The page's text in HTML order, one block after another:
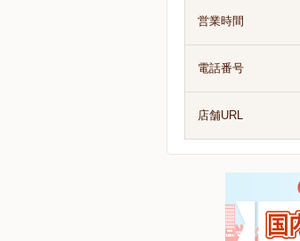
営業時間
電話番号
店舗URL